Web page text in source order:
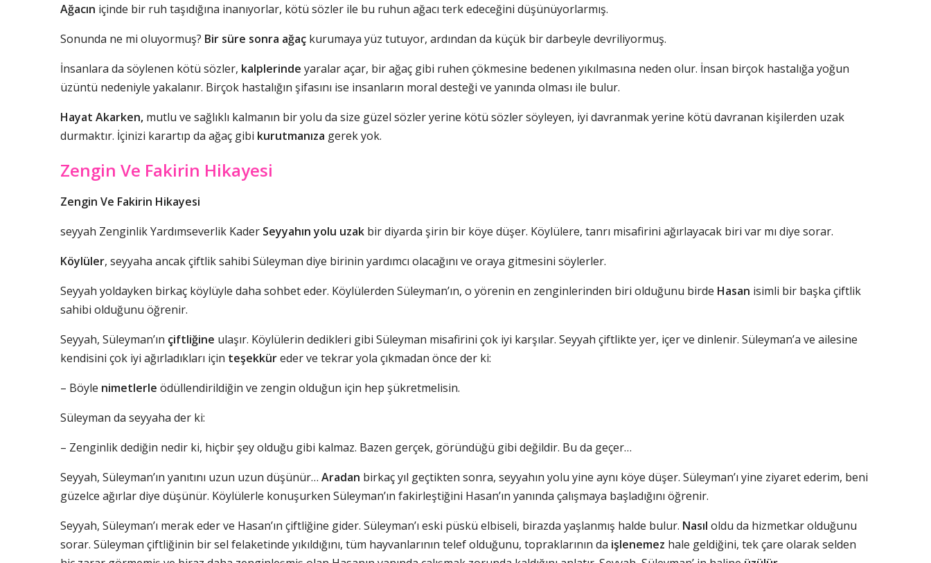
Ağacın içinde bir ruh taşıdığına inanıyorlar, kötü sözler ile bu ruhun ağacı terk edeceğini düşünüyorlarmış.
Sonunda ne mi oluyormuş? Bir süre sonra ağaç kurumaya yüz tutuyor, ardından da küçük bir darbeyle devriliyormuş.
İnsanlara da söylenen kötü sözler, kalplerinde yaralar açar, bir ağaç gibi ruhen çökmesine bedenen yıkılmasına neden olur. İnsan birçok hastalığa yoğun
üzüntü nedeniyle yakalanır. Birçok hastalığın şifasını ise insanların moral desteği ve yanında olması ile bulur.
Hayat Akarken, mutlu ve sağlıklı kalmanın bir yolu da size güzel sözler yerine kötü sözler söyleyen, iyi davranmak yerine kötü davranan kişilerden uzak
durmaktır. İçinizi karartıp da ağaç gibi kurutmanıza gerek yok.
Zengin Ve Fakirin Hikayesi
Zengin Ve Fakirin Hikayesi
seyyah Zenginlik Yardımseverlik Kader Seyyahın yolu uzak bir diyarda şirin bir köye düşer. Köylülere, tanrı misafirini ağırlayacak biri var mı diye sorar.
Köylüler, seyyaha ancak çiftlik sahibi Süleyman diye birinin yardımcı olacağını ve oraya gitmesini söylerler.
Seyyah yoldayken birkaç köylüyle daha sohbet eder. Köylülerden Süleyman’ın, o yörenin en zenginlerinden biri olduğunu birde Hasan isimli bir başka çiftlik
sahibi olduğunu öğrenir.
Seyyah, Süleyman’ın çiftliğine ulaşır. Köylülerin dedikleri gibi Süleyman misafirini çok iyi karşılar. Seyyah çiftlikte yer, içer ve dinlenir. Süleyman’a ve ailesine
kendisini çok iyi ağırladıkları için teşekküreder ve tekrar yola çıkmadan önce der ki:
– Böyle nimetlerle ödüllendirildiğin ve zengin olduğun için hep şükretmelisin.
Süleyman da seyyaha der ki:
– Zenginlik dediğin nedir ki, hiçbir şey olduğu gibi kalmaz. Bazen gerçek, göründüğü gibi değildir. Bu da geçer…
Seyyah, Süleyman’ın yanıtını uzun uzun düşünür… Aradan birkaç yıl geçtikten sonra, seyyahın yolu yine aynı köye düşer. Süleyman’ı yine ziyaret ederim, beni
güzelce ağırlar diye düşünür. Köylülerle konuşurken Süleyman’ın fakirleştiğini Hasan’ın yanında çalışmaya başladığını öğrenir.
Seyyah, Süleyman’ı merak eder ve Hasan’ın çiftliğine gider. Süleyman’ı eski püskü elbiseli, birazda yaşlanmış halde bulur. Nasıl oldu da hizmetkar olduğunu
sorar. Süleyman çiftliğinin bir sel felaketinde yıkıldığını, tüm hayvanlarının telef olduğunu, topraklarının da işlenemez hale geldiğini, tek çare olarak selden